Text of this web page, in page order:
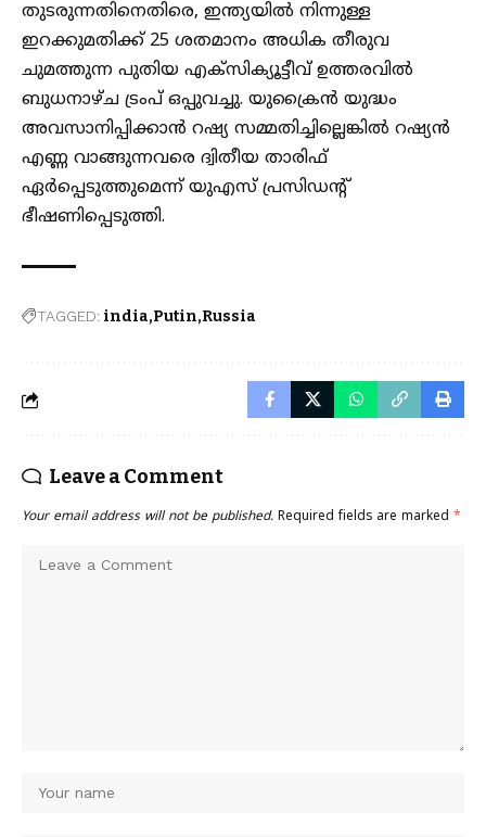
തുടരുന്നതിനെതിരെ, ഇന്ത്യയിൽ നിന്നുള്ള
ഇറക്കുമതിക്ക് 25 ശതമാനം അധിക തീരുവ
ചുമത്തുന്ന പുതിയ എക്സിക്യൂട്ടീവ് ഉത്തരവിൽ
ബുധനാഴ്ച ട്രംപ് ഒപ്പുവച്ചു. യുക്രൈൻ യുദ്ധം
അവസാനിപ്പിക്കാൻ റഷ്യ സമ്മതിച്ചില്ലെങ്കിൽ റഷ്യൻ
എണ്ണ വാങ്ങുന്നവരെ ദ്വിതീയ താരിഫ്
ഏർപ്പെടുത്തുമെന്ന് യുഎസ് പ്രസിഡന്റ്
ഭീഷണിപ്പെടുത്തി.
TAGGED: india Putin Russia
Leave a Comment
Your email address will not be published. Required fields are marked *